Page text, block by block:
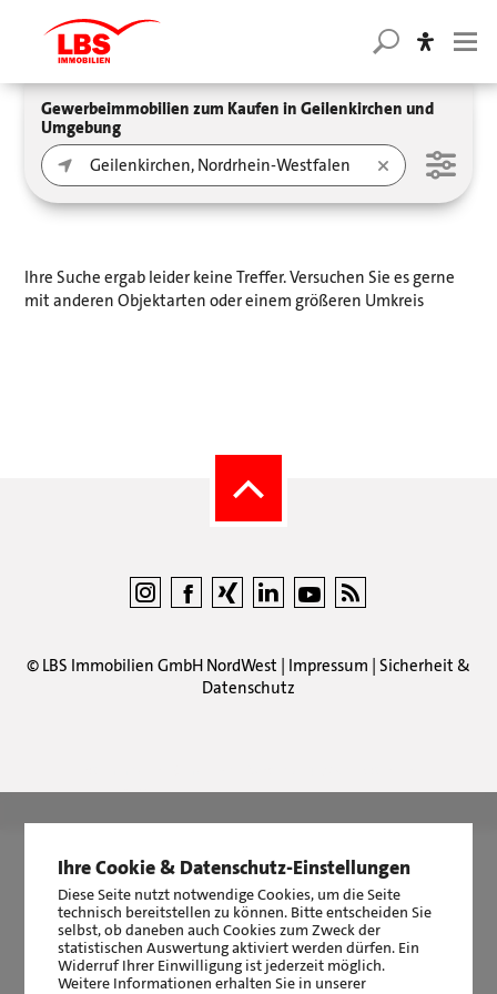
Gewerbeimmobilien zum Kaufen in Geilenkirchen und
Umgebung
Ihre Suche ergab leider keine Treffer. Versuchen Sie es gerne
mit anderen Objektarten oder einem größeren Umkreis
© LBS Immobilien GmbH NordWest | Impressum | Sicherheit &
Datenschutz
|2511Bewertungen auf ProvenExpert.com
Ihre Cookie & Datenschutz-Einstellungen
Diese Seite nutzt notwendige Cookies, um die Seite
technisch bereitstellen zu können. Bitte entscheiden Sie
selbst, ob daneben auch Cookies zum Zweck der
statistischen Auswertung aktiviert werden dürfen. Ein
Widerruf Ihrer Einwilligung ist jederzeit möglich.
Weitere Informationen erhalten Sie in unserer